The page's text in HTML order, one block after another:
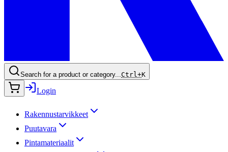
Search for a product or category...Ctrl+K
Login
Rakennustarvikkeet
Puutavara
Pintamateriaalit